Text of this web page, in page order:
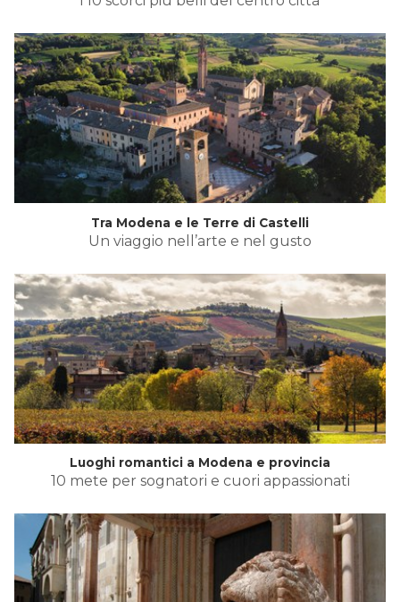
Tra Modena e le Terre di Castelli
Un viaggio nell’arte e nel gusto
Luoghi romantici a Modena e provincia
10 mete per sognatori e cuori appassionati